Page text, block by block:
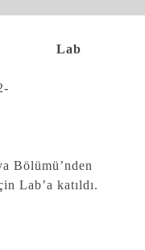
Lab
Bölümü’nden
Lab’a katıldı.